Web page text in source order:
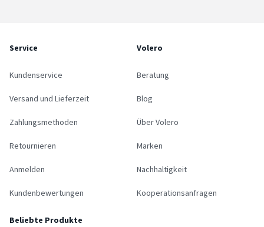
Service
Kundenservice
Versand und Lieferzeit
Zahlungsmethoden
Retournieren
Anmelden
Kundenbewertungen
Volero
Beratung
Blog
Über Volero
Marken
Nachhaltigkeit
Kooperationsanfragen
Beliebte Produkte